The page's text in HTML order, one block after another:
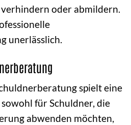
oder abmildern.
unerlässlich.
spielt eine
für Schuldner, die
abwenden möchten,